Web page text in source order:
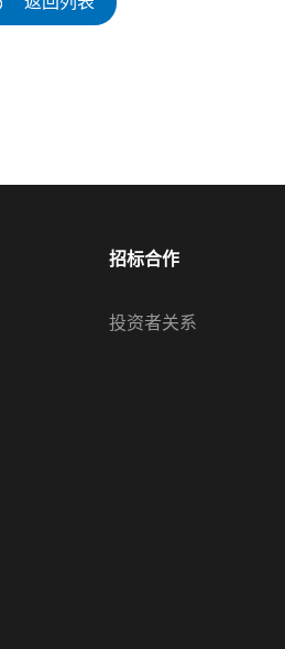
招标合作
投资者关系